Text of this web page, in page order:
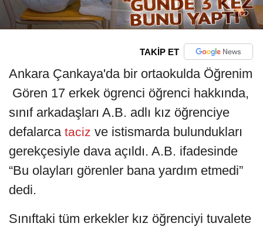
TAKİP ET
Ankara Çankaya'da bir ortaokulda Öğrenim
Gören 17 erkek ögrenci öğrenci hakkında,
sınıf arkadaşları A.B. adlı kız öğrenciye
defalarca taciz ve istismarda bulundukları
gerekçesiyle dava açıldı. A.B. ifadesinde
“Bu olayları görenler bana yardım etmedi”
dedi.
Sınıftaki tüm erkekler kız öğrenciyi tuvalete